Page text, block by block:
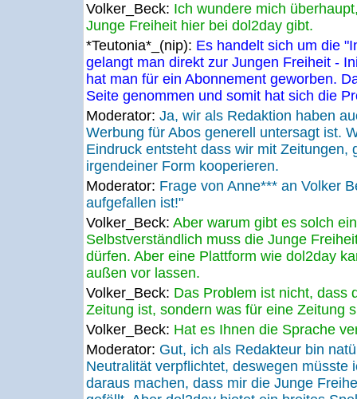
Volker_Beck: Ich wundere mich
Junge Freiheit hier bei dol2day gibt.
*Teutonia*_(nip): Es handelt sich um die
gelangt man direkt zur Jungen Freiheit -
hat man für ein Abonnement geworben.
Seite genommen und somit hat sich die
Moderator: Ja, wir als Redaktion haben
Werbung für Abos generell untersagt ist.
Eindruck entsteht dass wir mit Zeitungen,
irgendeiner Form kooperieren.
Moderator: Frage von Anne*** an Volker
aufgefallen ist!"
Volker_Beck: Aber warum gibt es solch
Selbstverständlich muss die Junge
dürfen. Aber eine Plattform wie dol2day
außen vor lassen.
Volker_Beck: Das Problem ist nicht, dass
Zeitung ist, sondern was für eine Zeitung
Volker_Beck: Hat es Ihnen die Sprache
Moderator: Gut, ich als Redakteur bin
Neutralität verpflichtet, deswegen müsste
daraus machen, dass mir die Junge